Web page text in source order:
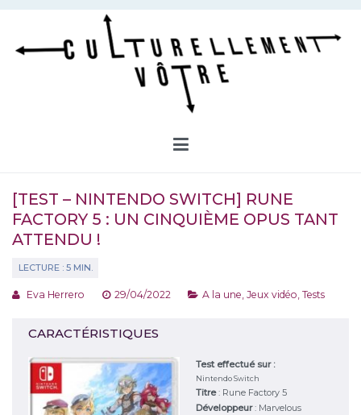
Aller
contenu
[TEST – NINTENDO SWITCH] RUNE
FACTORY 5 : UN CINQUIÈME OPUS TANT
ATTENDU !
Eva Herrero 29/04/2022 A la une ,Jeux vidéo ,Tests
CARACTÉRISTIQUES
Test effectué sur :
Nintendo Switch
Titre: Rune Factory 5
Développeur: Marvelous